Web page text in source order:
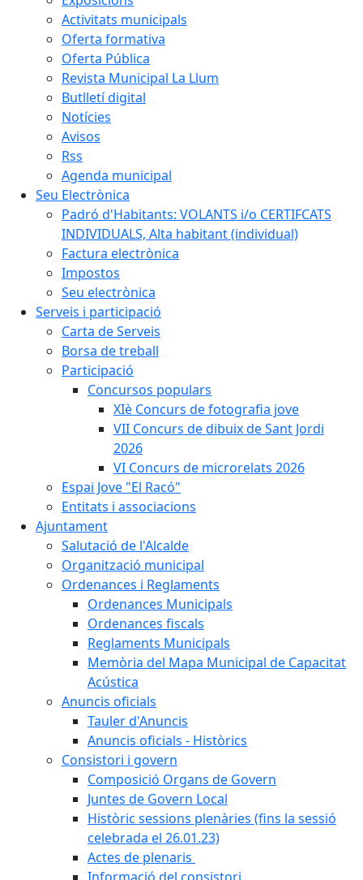
Activitats municipals
Oferta formativa
Oferta Pública
Revista Municipal La Llum
Butlletí digital
Notícies
Avisos
Rss
Agenda municipal
Seu Electrònica
Padró d'Habitants: VOLANTS i/o CERTIFCATS
INDIVIDUALS, Alta habitant (individual)
Factura electrònica
Impostos
Seu electrònica
Serveis i participació
Carta de Serveis
Borsa de treball
Participació
Concursos populars
XIè Concurs de fotografia jove
VII Concurs de dibuix de Sant Jordi
2026
VI Concurs de microrelats 2026
Espai Jove "El Racó"
Entitats i associacions
Ajuntament
Salutació de l'Alcalde
Organització municipal
Ordenances i Reglaments
Ordenances Municipals
Ordenances fiscals
Reglaments Municipals
Memòria del Mapa Municipal de Capacitat
Acústica
Anuncis oficials
Tauler d'Anuncis
Anuncis oficials - Històrics
Consistori i govern
Composició Organs de Govern
Juntes de Govern Local
Històric sessions plenàries (fins la sessió
celebrada el 26.01.23)
Actes de plenaris